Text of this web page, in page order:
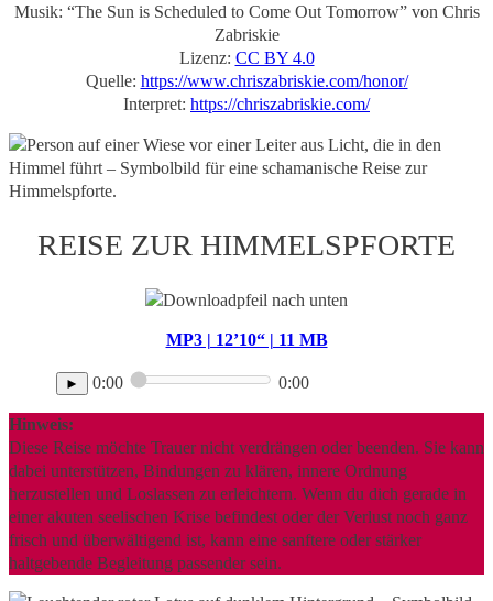
Musik: “The Sun is Scheduled to Come Out Tomorrow” von Chris
Zabriskie
Lizenz: CC BY 4.0
Quelle: https://www.chriszabriskie.com/honor/
Interpret: https://chriszabriskie.com/
REISE ZUR HIMMELSPFORTE
MP3 | 12’10“ | 11 MB
► 0:00 0:00
Hinweis:
Diese Reise möchte Trauer nicht verdrängen oder beenden. Sie kann
dabei unterstützen, Bindungen zu klären, innere Ordnung
herzustellen und Loslassen zu erleichtern. Wenn du dich gerade in
einer akuten seelischen Krise befindest oder der Verlust noch ganz
frisch und überwältigend ist, kann eine sanftere oder stärker
haltgebende Begleitung passender sein.